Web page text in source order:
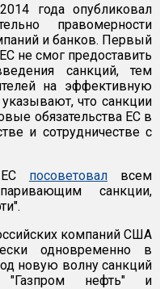
года опубликовал
правомерности
и банков. Первый
не смог предоставить
санкций, тем
на эффективную
что санкции
обязательства ЕС в
и сотрудничестве с
посоветовалвсем
санкции,
компаний США
одновременно в
новую волну санкций
"Газпром нефть" и